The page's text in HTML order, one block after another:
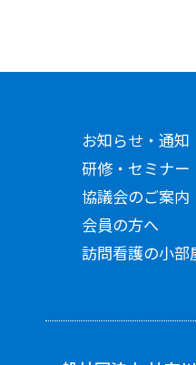
お知らせ・通知
研修・セミナー
協議会のご案内
会員の方へ
訪問看護の小部